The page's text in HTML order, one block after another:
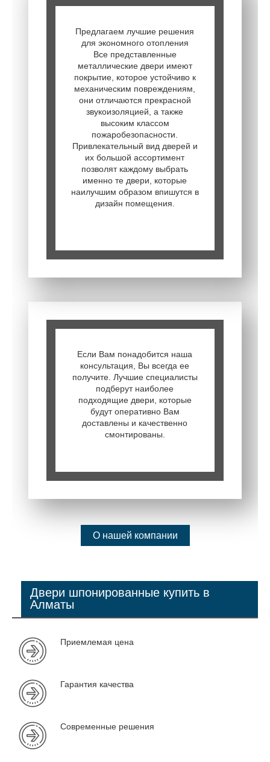
Предлагаем лучшие решения
для экономного отопления
Все представленные
металлические двери имеют
покрытие, которое устойчиво к
механическим повреждениям,
они отличаются прекрасной
звукоизоляцией, а также
высоким классом
пожаробезопасности.
Привлекательный вид дверей и
их большой ассортимент
позволят каждому выбрать
именно те двери, которые
наилучшим образом впишутся в
дизайн помещения.
Если Вам понадобится наша
консультация, Вы всегда ее
получите. Лучшие специалисты
подберут наиболее
подходящие двери, которые
будут оперативно Вам
доставлены и качественно
смонтированы.
О нашей компании
Двери шпонированные купить в
Алматы
Приемлемая цена
Гарантия качества
Современные решения